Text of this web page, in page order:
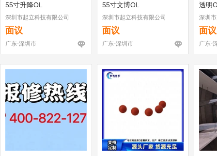
55寸升降OL
深圳市起立科技有限公司
面议
广东-深圳市
55寸文博OL
深圳市起立科技有限公司
面议
广东-深圳市
透明
深圳
面议
广东-